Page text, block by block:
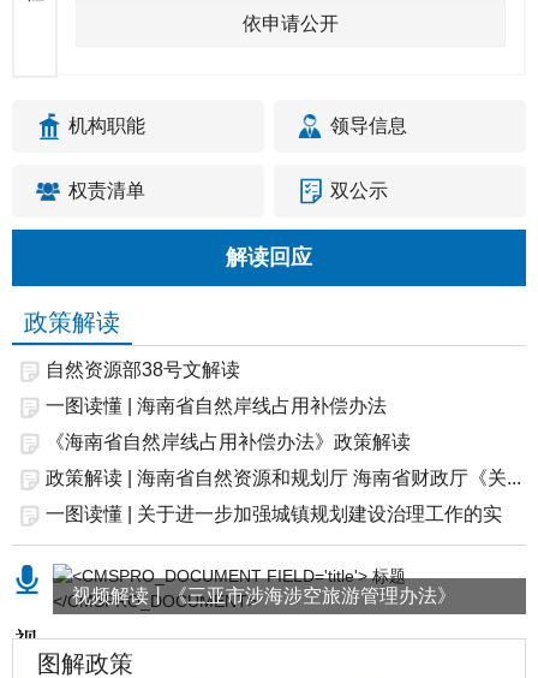
依申请公开
机构职能 领导信息
权责清单 双公示
解读回应
政策解读
自然资源部38号文解读
一图读懂 | 海南省自然岸线占用补偿办法
《海南省自然岸线占用补偿办法》政策解读
政策解读 | 海南省自然资源和规划厅 海南省财政厅《关...
一图读懂 | 关于进一步加强城镇规划建设治理工作的实
施...
视频解读丨《三亚市涉海涉空旅游管理办法》
图解政策